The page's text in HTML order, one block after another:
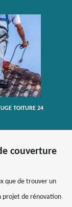
TOITURE 24
couverture
que de trouver un
projet de rénovation